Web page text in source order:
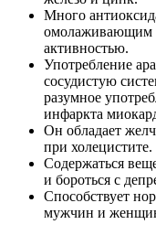
Много
омолаживающим
активностью.
Употребление
сосудистую
разумное
инфаркта
Он обладает
при холецистите.
Содержаться
и бороться с
Способствует
мужчин и